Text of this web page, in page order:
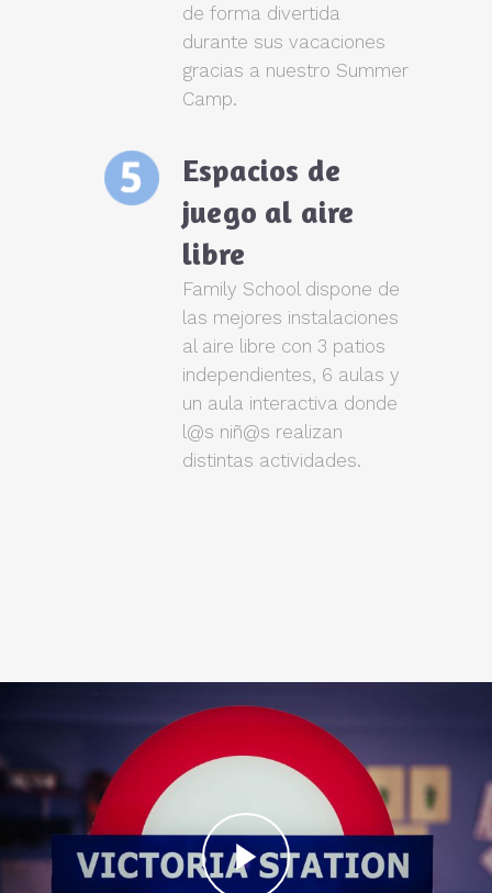
de forma divertida
durante sus vacaciones
gracias a nuestro Summer
Camp.
Espacios de
juego al aire
libre
Family School dispone de
las mejores instalaciones
al aire libre con 3 patios
independientes, 6 aulas y
un aula interactiva donde
l@s niñ@s realizan
distintas actividades.